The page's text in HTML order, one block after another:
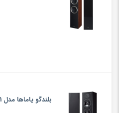
بلندگو یاماها مدل NS-F51 با توان خروجی 240 وات